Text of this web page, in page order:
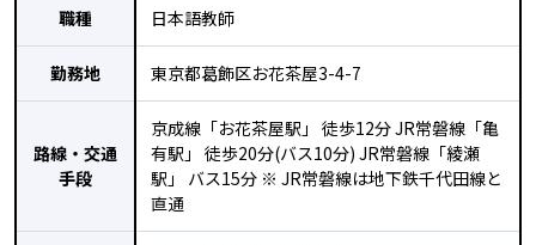
職種 日本語教師
勤務地 東京都葛飾区お花茶屋3-4-7
路線・交通
手段
京成線「お花茶屋駅」 徒歩12分 JR常磐線「亀
有駅」 徒歩20分(バス10分) JR常磐線「綾瀬
駅」 バス15分 ※ JR常磐線は地下鉄千代田線と
直通